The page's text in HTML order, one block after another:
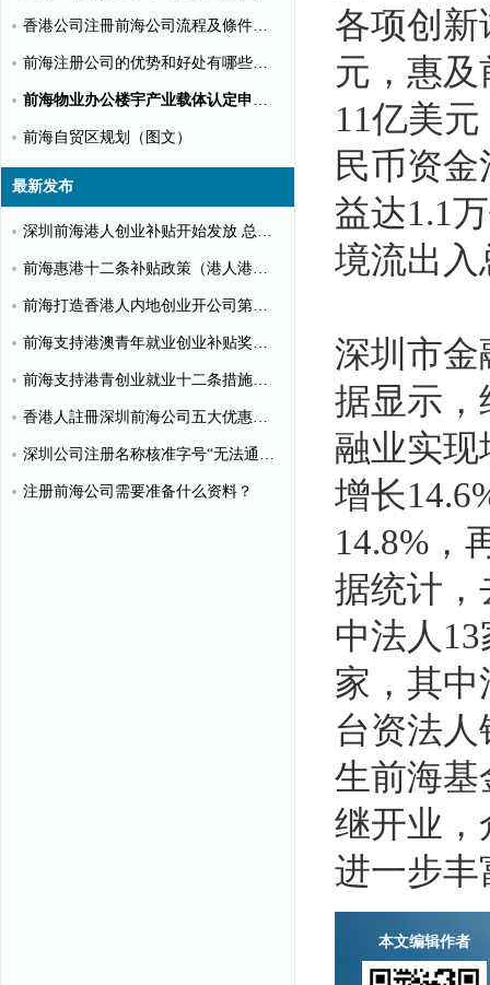
各项创新
元，惠
11亿美
民币资
益达1.1
境流出入
深圳市金
据显示，
融业实现
增长
14.8%，
据统计，
中法人
家，其中
台资法
生前海
继开业，
进一步丰
本文编辑作者
香港公司注冊前海公司流程及條件【圖文】
前海注册公司的优势和好处有哪些？（推荐）
前海物业办公楼宇产业载体认定申请指南（第一批）
前海自贸区规划（图文）
最新发布
深圳前海港人创业补贴开始发放 总额超千万
前海惠港十二条补贴政策（港人港企补贴政策）
前海打造香港人内地创业开公司第一站
前海支持港澳青年就业创业补贴奖励申请办理清单
前海支持港青创业就业十二条措施（惠港政策原文）
香港人註冊深圳前海公司五大优惠政策
深圳公司注册名称核准字号“无法通过”怎么办？
注册前海公司需要准备什么资料？